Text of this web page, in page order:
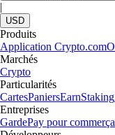
|
USD
Produits
Application Crypto.com
Marchés
Crypto
Particularités
CartesPaniersEarnStaking
Entreprises
GardePay pour